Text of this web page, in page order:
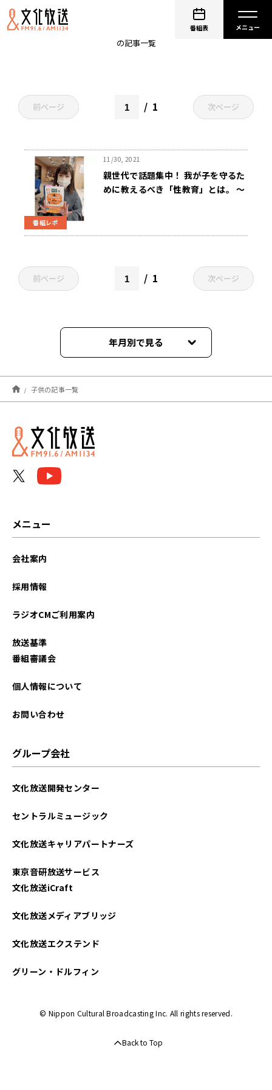
番組表
の記事一覧
前ページ 1 次ページ
番組レポ
11/30, 2021
親世代で話題集中！ 我が子を守るた
めに教えるべき「性教育」とは。 ～
前ページ 1 次ページ
年月別で見る
2024年11月
2024年05月
2022年01月
子供の記事一覧
メニュー
会社案内
採用情報
ラジオCMご利用案内
放送基準
番組審議会
個人情報について
お問い合わせ
グループ会社
文化放送開発センター
セントラルミュージック
文化放送キャリアパートナーズ
東京音研放送サービス
文化放送iCraft
文化放送メディアブリッジ
文化放送エクステンド
グリーン・ドルフィン
© Nippon Cultural Broadcasting Inc. All rights reserved.
Back to Top